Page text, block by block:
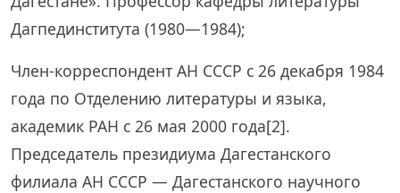
Дагпединститута (1980—1984);
Член-корреспондент АН СССР c 26 декабря 1984
года по Отделению литературы и языка,
академик РАН c 26 мая 2000 года[2].
Председатель президиума Дагестанского
филиала АН СССР — Дагестанского научного